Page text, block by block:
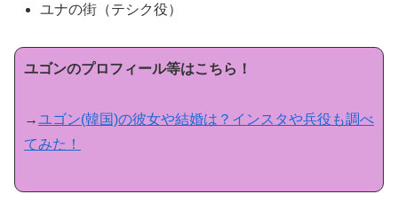
ユナの街（テシク役）
ユゴンのプロフィール等はこちら！
→ユゴン(韓国)の彼女や結婚は？インスタや兵役も調べ
てみた！